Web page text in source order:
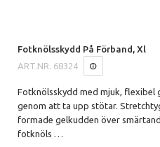
Fotknölsskydd På Förband, Xl
ART.NR. 68324
Fotknölsskydd med mjuk, flexibel
genom att ta upp stötar.
formade gelkudden över
fotknöls …